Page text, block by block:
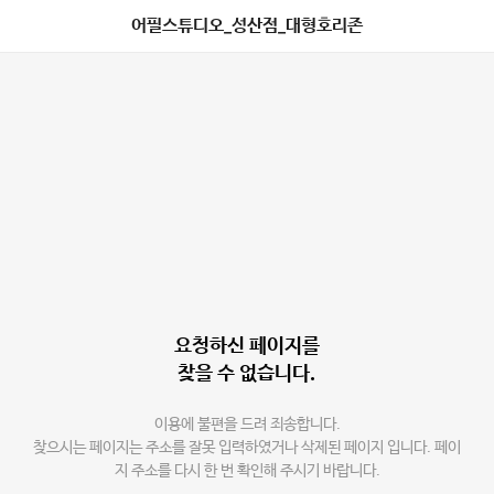
어필스튜디오_성산점_대형호리존
요청하신 페이지를
찾을 수 없습니다.
이용에 불편을 드려 죄송합니다.
찾으시는 페이지는 주소를 잘못 입력하였거나 삭제된 페이지 입니다. 페이
지 주소를 다시 한 번 확인해 주시기 바랍니다.